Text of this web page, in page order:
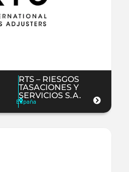
RTS – RIESGOS
TASACIONES Y
SERVICIOS S.A.
España